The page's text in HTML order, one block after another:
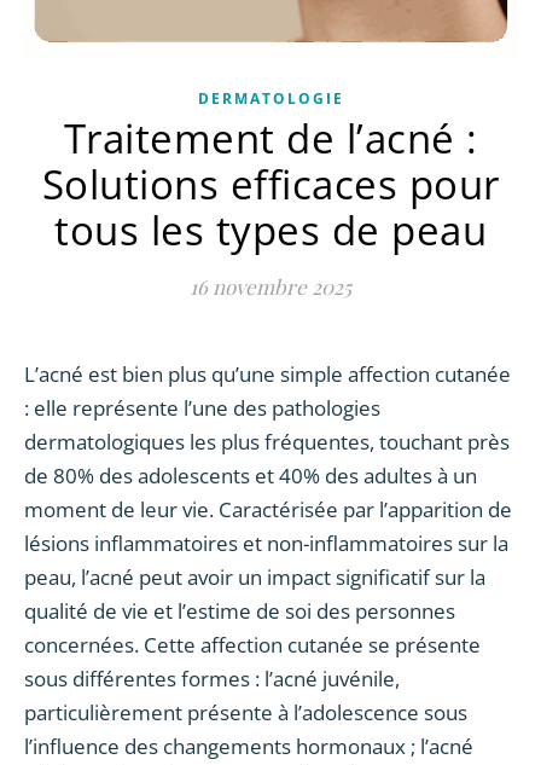
DERMATOLOGIE
Traitement de l’acné :
Solutions efficaces pour
tous les types de peau
16 novembre 2025
L’acné est bien plus qu’une simple affection cutanée
: elle représente l’une des pathologies
dermatologiques les plus fréquentes, touchant près
de 80% des adolescents et 40% des adultes à un
moment de leur vie. Caractérisée par l’apparition de
lésions inflammatoires et non-inflammatoires sur la
peau, l’acné peut avoir un impact significatif sur la
qualité de vie et l’estime de soi des personnes
concernées. Cette affection cutanée se présente
sous différentes formes : l’acné juvénile,
particulièrement présente à l’adolescence sous
l’influence des changements hormonaux ; l’acné